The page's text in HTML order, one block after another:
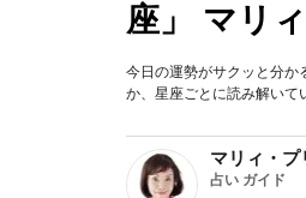
座」 マリ
今日の運勢がサクッと分か
か、星座ごとに読み解いて
マリィ・プ
占い ガイド